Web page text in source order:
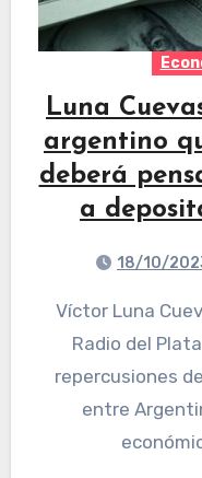
Luna
argentino
deberá
a
18/10/
Víctor Luna Cuevas, economista, analizó en
Radio del
repercusiones
entre